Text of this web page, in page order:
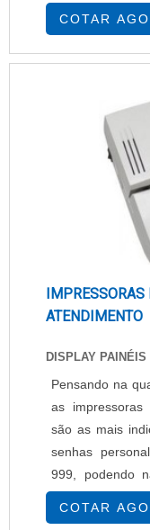
Equipamentos
tinta para todos
quando o
Alprinters. A
cidade de SP,
COTAR
IMPRESSORAS
ATENDIMENTO
DISPLAY PAINÉIS
Pensando na
as
são as mais
senhas
999, podendo
empresas,
atendimento e dentre
COTAR